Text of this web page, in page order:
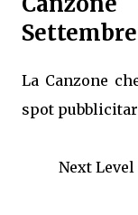
La Canzone
spot
Next